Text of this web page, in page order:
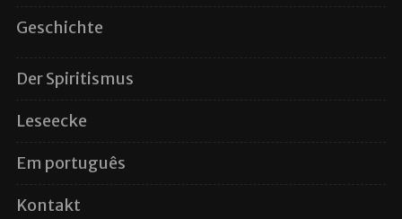
Geschichte
Der Spiritismus
Leseecke
Em português
Kontakt